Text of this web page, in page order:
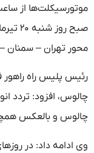
صبح
محور تهران –
رئیس پلیس راه
چالوس، افزود: تردد
چالوس و بالعکس